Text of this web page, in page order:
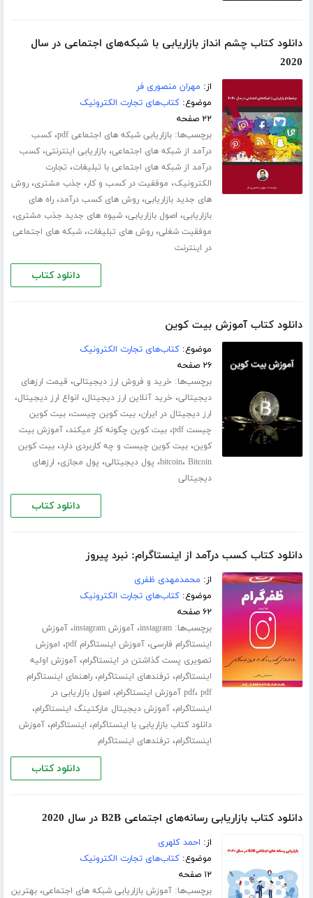
دانلود کتاب چشم انداز بازاریابی با شبکه‌های اجتماعی در سال
2020
از: مهران منصوری فر
موضوع:کتاب‌های تجارت الکترونیک
۲۲ صفحه
برچسب‌ها:بازاریابی شبکه های اجتماعی pdf ،کسب
درآمد از شبکه های اجتماعی،بازاریابی اینترنتی،کسب
درآمد از شبکه های اجتماعی با تبلیغات، تجارت
الکترونیک، موفقیت در کسب و کار، جذب مشتری،روش
های جدید بازاریابی،روش های کسب درآمد،راه های
بازاریابی، اصول بازاریابی،شیوه های جدید جذب مشتری،
موفقیت شغلی،روش های تبلیغات،شبکه های اجتماعی
در اینترنت
دانلود کتاب
دانلود کتاب آموزش بیت کوین
موضوع:کتاب‌های تجارت الکترونیک
۲۶ صفحه
برچسب‌ها: خرید و فروش ارز دیجیتالی، قیمت ارزهای
دیجیتالی، خرید آنلاین ارز دیجیتال، انواع ارز دیجیتال،
ارز دیجیتال در ایران،بیت کوین چیست،بیت کوین
چیست pdf
،بیت کوین چگونه کار میکند،آموزش بیت
کوین،بیت کوین چیست و چه کاربردی دارد،بیت کوین
bitcoin، Bitcoin ، پول دیجیتالی، پول مجازی، ارزهای
دیجیتالی
دانلود کتاب
دانلود کتاب کسب درآمد از اینستاگرام: نبرد پیروز
از: محمدمهدی ظفری
موضوع:کتاب‌های تجارت الکترونیک
۶۲ صفحه
برچسب‌ها:instagram،آموزش instagram ،آموزش
اینستاگرام فارسی،آموزش اینستاگرام pdf ، اموزش
تصویری پست گذاشتن در اینستاگرام،آموزش اولیه
اینستاگرام، ترفندهای اینستاگرام،راهنمای اینستاگرام
pdf، pdf آموزش اینستاگرام ، اصول بازاریابی در
اینستاگرام،آموزش دیجیتال مارکتینگ اینستاگرام،
دانلود کتاب بازاریابی با اینستاگرام، اینستاگرام،آموزش
اینستاگرام، ترفندهای اینستاگرام
دانلود کتاب
دانلود کتاب بازاریابی رسانه‌های اجتماعی B2B در سال 2020
از: احمد کلهری
موضوع:کتاب‌های تجارت الکترونیک
۱۲ صفحه
برچسب‌ها:آموزش بازاریابی شبکه های اجتماعی،بهترین